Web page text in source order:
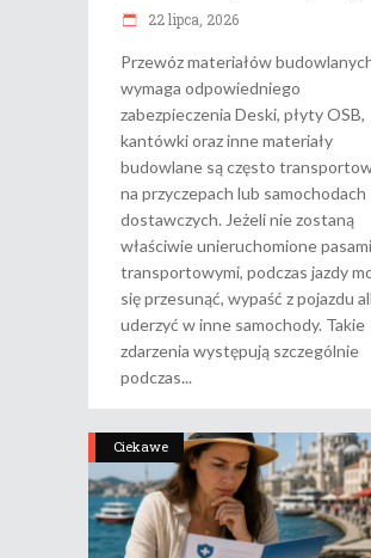
22 lipca, 2026
Przewóz materiałów
wymaga odpowiedniego
zabezpieczenia Deski, płyty OSB,
kantówki oraz inne materiały
budowlane są często
na przyczepach lub samochodach
dostawczych. Jeżeli nie zostaną
właściwie unieruchomione pasami
transportowymi, podczas jazdy
się przesunąć, wypaść z pojazdu
uderzyć w inne samochody. Takie
zdarzenia występują szczególnie
podczas
Ciekawe